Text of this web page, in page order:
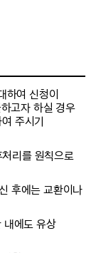
하여 신청이
고자 하실 경우
주시기
리를 원칙으로
후에는 교환이나
내에도 유상